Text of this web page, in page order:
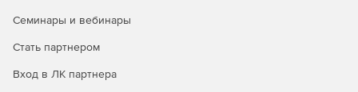
Семинары и вебинары
Стать партнером
Вход в ЛК партнера